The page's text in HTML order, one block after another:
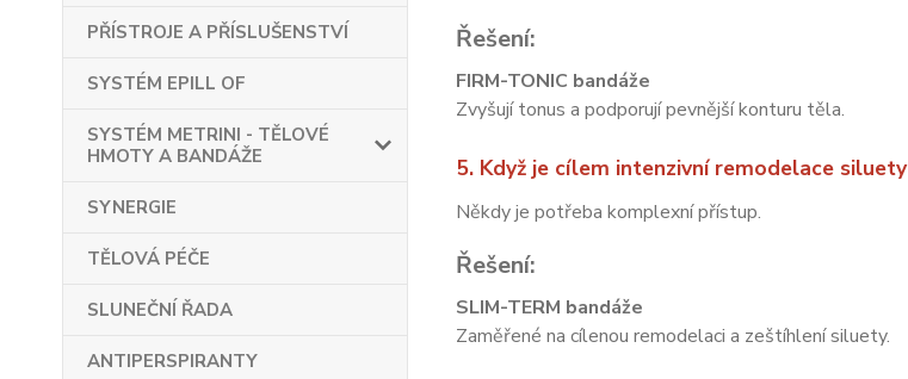
PŘÍSTROJE A PŘÍSLUŠENSTVÍ
SYSTÉM EPILL OF
SYSTÉM METRINI - TĚLOVÉ
HMOTY A BANDÁŽE
SYNERGIE
TĚLOVÁ PÉČE
SLUNEČNÍ ŘADA
ANTIPERSPIRANTY
Řešení:
FIRM-TONIC bandáže
Zvyšují tonus a podporují pevnější konturu těla.
5. Když je cílem intenzivní remodelace siluety
Někdy je potřeba komplexní přístup.
Řešení:
SLIM-TERM bandáže
Zaměřené na cílenou remodelaci a zeštíhlení siluety.